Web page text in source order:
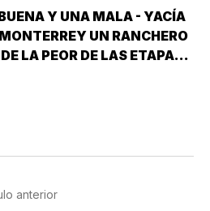
Y UNA MALA - YACÍA
UN RANCHERO
LA PEOR DE LAS ETAPAS
anterior